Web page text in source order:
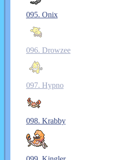
095. Onix
096. Drowzee
097. Hypno
098. Krabby